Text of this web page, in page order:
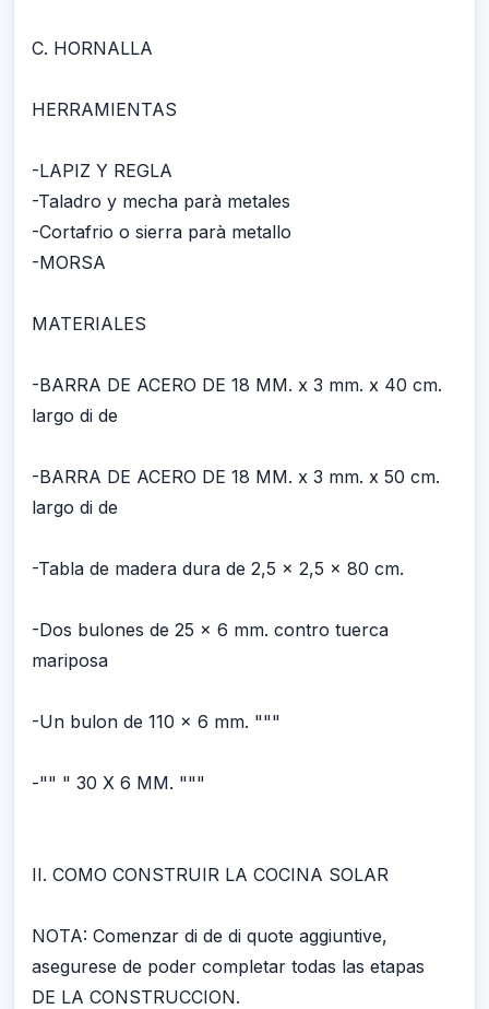
C. HORNALLA
HERRAMIENTAS
-LAPIZ Y REGLA
-Taladro y mecha parà metales
-Cortafrio o sierra parà metallo
-MORSA
MATERIALES
-BARRA DE ACERO DE 18 MM. x 3 mm. x 40 cm.
largo di de
-BARRA DE ACERO DE 18 MM. x 3 mm. x 50 cm.
largo di de
-Tabla de madera dura de 2,5 x 2,5 x 80 cm.
-Dos bulones de 25 x 6 mm. contro tuerca
mariposa
-Un bulon de 110 x 6 mm. """
-"" " 30 X 6 MM. """
II. COMO CONSTRUIR LA COCINA SOLAR
NOTA: Comenzar di de di quote aggiuntive,
asegurese de poder completar todas las etapas
DE LA CONSTRUCCION.